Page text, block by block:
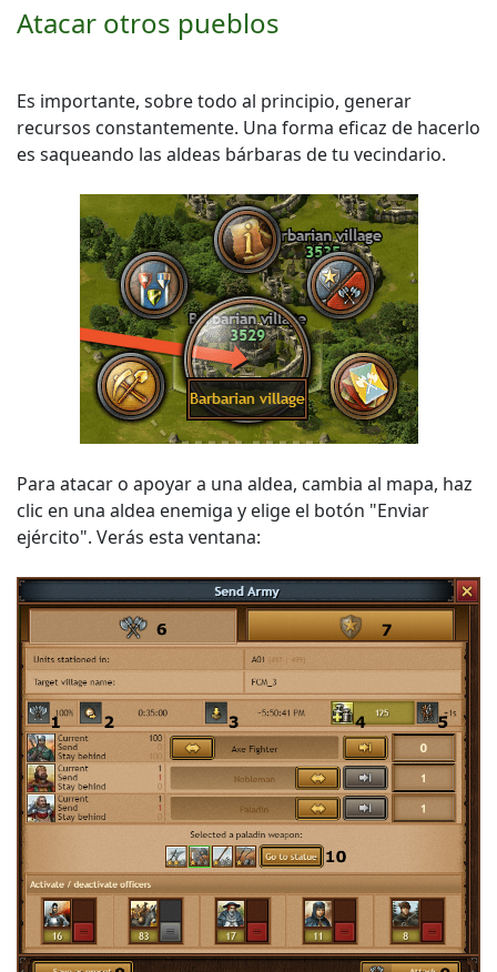
Atacar otros pueblos
Es importante, sobre todo al principio, generar
recursos constantemente. Una forma eficaz de hacerlo
es saqueando las aldeas bárbaras de tu vecindario.
Para atacar o apoyar a una aldea, cambia al mapa, haz
clic en una aldea enemiga y elige el botón "Enviar
ejército". Verás esta ventana: